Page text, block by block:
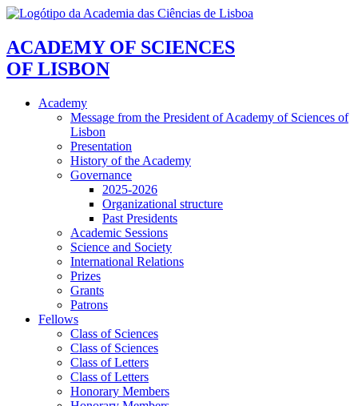
ACADEMY OF SCIENCES
OF LISBON
Academy
Message from the President of Academy of Sciences of
Lisbon
Presentation
History of the Academy
Governance
2025-2026
Organizational structure
Past Presidents
Academic Sessions
Science and Society
International Relations
Prizes
Grants
Patrons
Fellows
Class of Sciences
Class of Sciences
Class of Letters
Class of Letters
Honorary Members